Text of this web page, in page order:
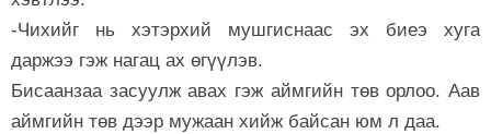
-Чихийг нь хэтэрхий мушгиснаас эх биеэ хуга
даржээ гэж нагац ах өгүүлэв.
Бисаанзаа засуулж авах гэж аймгийн төв орлоо. Аав
аймгийн төв дээр мужаан хийж байсан юм л даа.